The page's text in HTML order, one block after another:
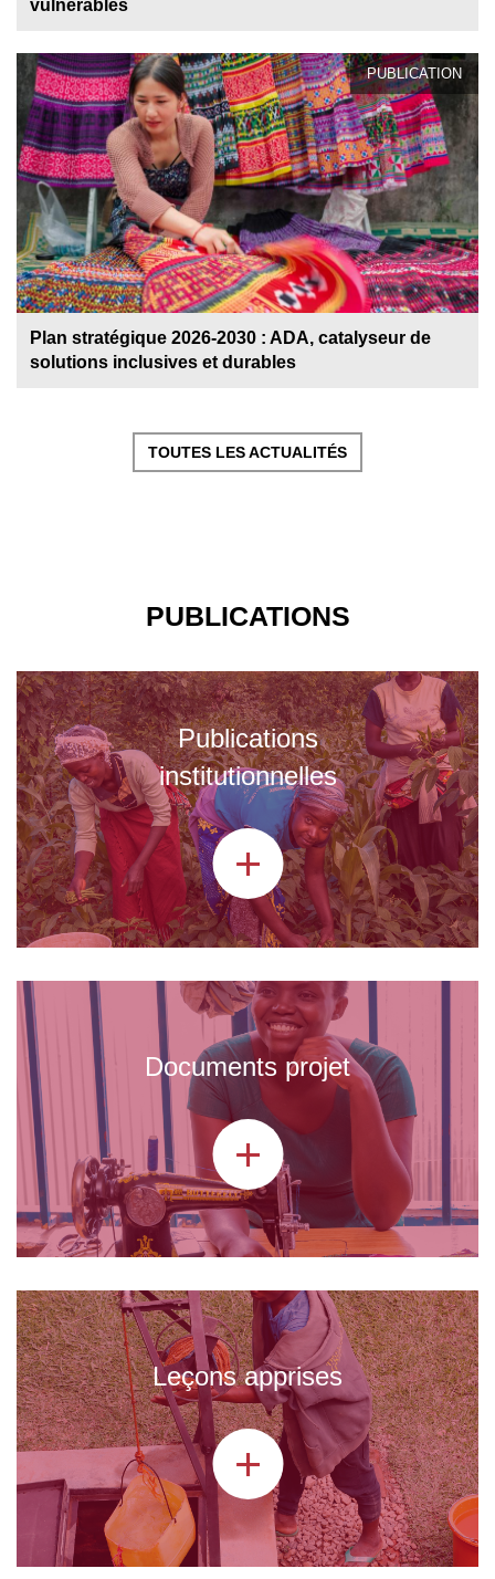
vulnérables
PUBLICATION
Plan stratégique 2026-2030 : ADA, catalyseur de
solutions inclusives et durables
TOUTES LES ACTUALITÉS
PUBLICATIONS
Publications
institutionnelles
+
Documents projet
+
Leçons apprises
+